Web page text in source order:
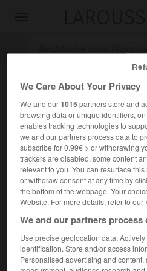
Accueil>Encyclopédie [litterature]
Roger
Cet article est extrait de
mondial des littératures ».
Écrivain français (Paris 1906 – id.
We Care About Your Privacy
We and our1015partners store and
browsing data or unique identifiers,
enables tracking technologies to
we and our partners process data to
subscribe for 0.99€ > or withdrawing
trackers are disabled, some content
relevant to you. You can resurface
or withdraw consent at any time by
the bottom of the webpage. Your
Website. For more details, refer to our
We and our partners process
Use precise geolocation data.
identification. Store and/or access
Personalised advertising and